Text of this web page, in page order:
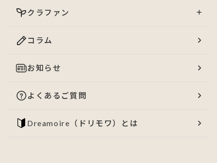
クラファン
コラム
お知らせ
よくあるご質問
Dreamoire（ドリモワ）とは